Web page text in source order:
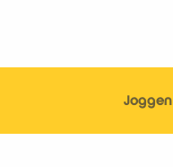
Joggen